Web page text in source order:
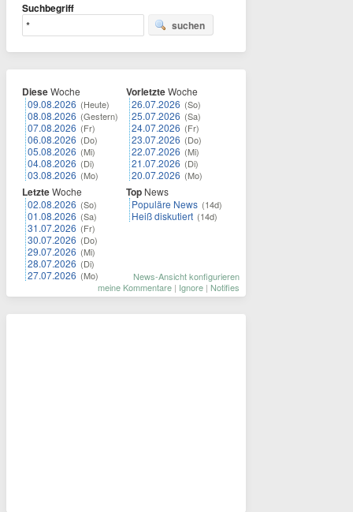
Suchbegriff
suchen
DieseWoche
09.08.2026 (Heute)
08.08.2026 (Gestern)
07.08.2026 (Fr)
06.08.2026 (Do)
05.08.2026 (Mi)
04.08.2026 (Di)
03.08.2026 (Mo)
LetzteWoche
02.08.2026 (So)
01.08.2026 (Sa)
31.07.2026 (Fr)
30.07.2026 (Do)
29.07.2026 (Mi)
28.07.2026 (Di)
27.07.2026 (Mo)
VorletzteWoche
26.07.2026 (So)
25.07.2026 (Sa)
24.07.2026 (Fr)
23.07.2026 (Do)
22.07.2026 (Mi)
21.07.2026 (Di)
20.07.2026 (Mo)
Top News
Populäre News (14d)
Heiß diskutiert (14d)
News-Ansicht konfigurieren
meine Kommentare | Ignore | Notifies